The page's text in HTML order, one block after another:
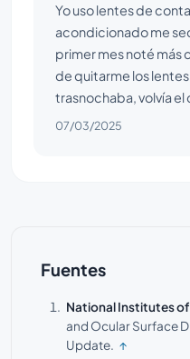
Yo uso lentes de
acondicionado me
primer mes noté más
de quitarme los lentes
trasnochaba, volvía el
07/03/2025
Fuentes
National Institutes of
and Ocular Surface
Update. ↑